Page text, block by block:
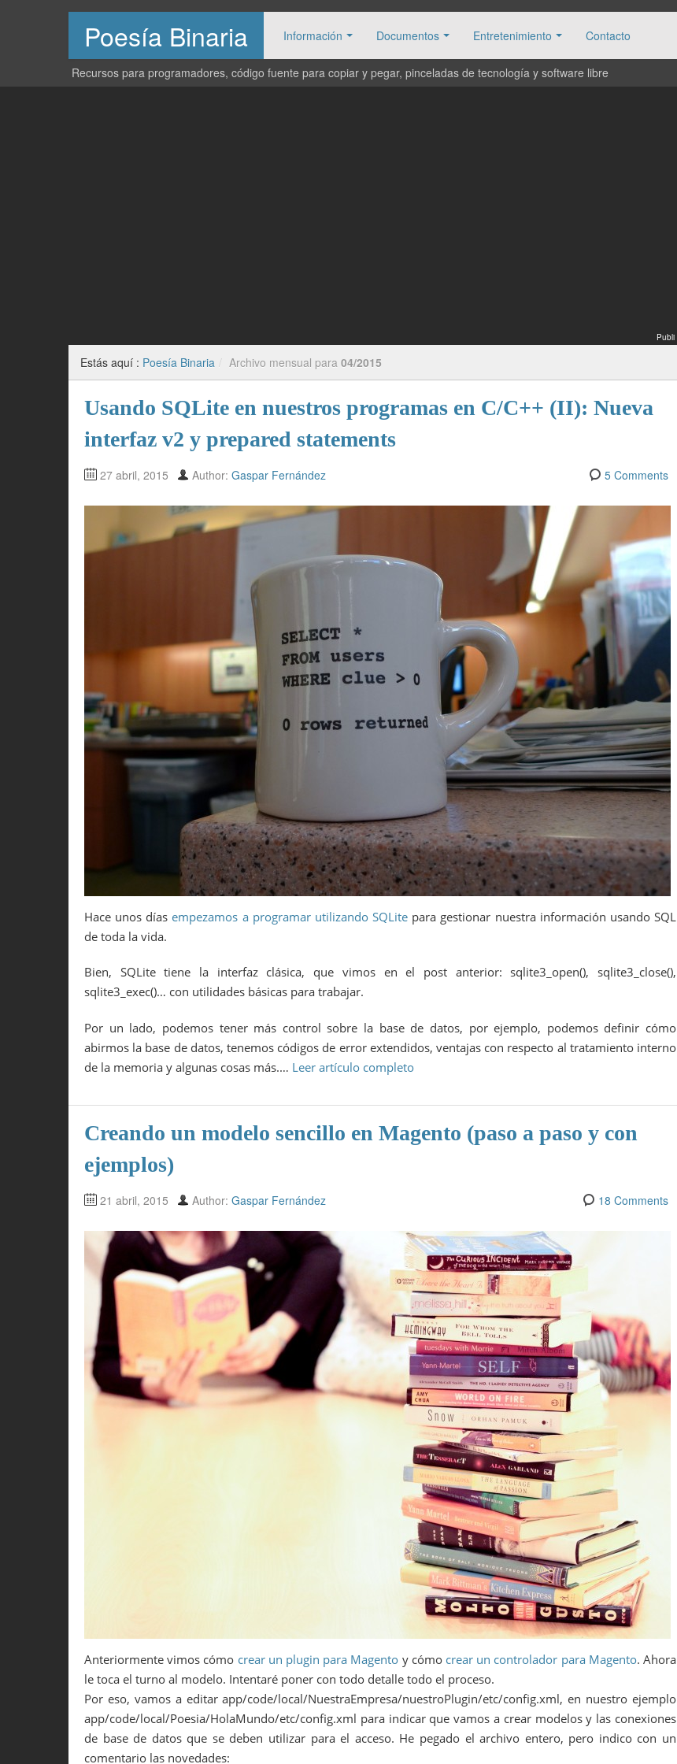
Poesía Binaria Información Documentos Entretenimiento Contacto
Recursos para programadores, código fuente para copiar y pegar, pinceladas de tecnología y software libre
Publi
Estás aquí : Poesía Binaria / Archivo mensual para 04/2015
Usando SQLite en nuestros programas en C/C++ (II): Nueva
interfaz v2 y prepared statements
27 abril, 2015 Author: Gaspar Fernández 5 Comments
Hace unos díasempezamos a programar utilizando SQLite para gestionar nuestra información usando SQL
de toda la vida.
Bien, SQLite tiene la interfaz clásica, que vimos en el post anterior: sqlite3_open(), sqlite3_close(),
sqlite3_exec()… con utilidades básicas para trabajar.
Por un lado, podemos tener más control sobre la base de datos, por ejemplo, podemos definir cómo
abirmos la base de datos, tenemos códigos de error extendidos, ventajas con respecto al tratamiento interno
de la memoria y algunas cosas más.… Leer artículo completo
Creando un modelo sencillo en Magento (paso a paso y con
ejemplos)
21 abril, 2015 Author: Gaspar Fernández 18 Comments
Anteriormente vimos cómo crear un plugin para Magento y cómo crear un controlador para Magento. Ahora
le toca el turno al modelo. Intentaré poner con todo detalle todo el proceso.
Por eso, vamos a editar app/code/local/NuestraEmpresa/nuestroPlugin/etc/config.xml, en nuestro ejemplo
app/code/local/Poesia/HolaMundo/etc/config.xml para indicar que vamos a crear modelos y las conexiones
de base de datos que se deben utilizar para el acceso. He pegado el archivo entero, pero indico con un
comentario las novedades: